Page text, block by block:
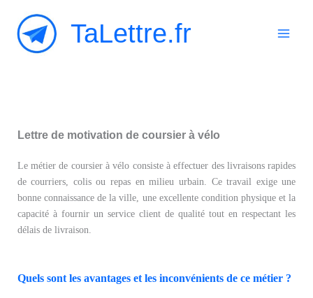
contenu
TaLettre.fr
Lettre de motivation de coursier à vélo
Le métier de coursier à vélo consiste à effectuer des livraisons rapides
de courriers, colis ou repas en milieu urbain. Ce travail exige une
bonne connaissance de la ville, une excellente condition physique et la
capacité à fournir un service client de qualité tout en respectant les
délais de livraison.
Quels sont les avantages et les inconvénients de ce métier ?